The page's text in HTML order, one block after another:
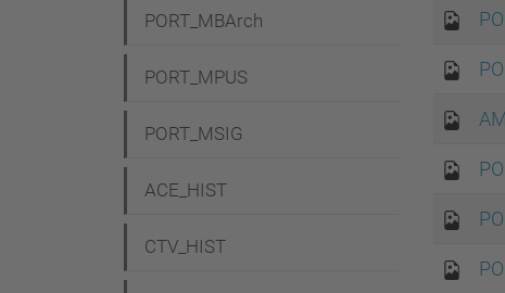
PORT_MBArch
PORT_MPUS
PORT_MSIG
ACE_HIST
CTV_HIST